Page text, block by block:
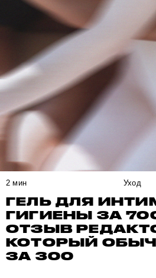
2 мин Уход
ГЕЛЬ ДЛЯ
ГИГИЕНЫ ЗА
ОТЗЫВ
КОТОРЫЙ
ЗА 300